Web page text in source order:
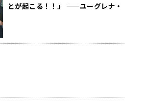
とが起こる！！」 ——ユーグレナ・